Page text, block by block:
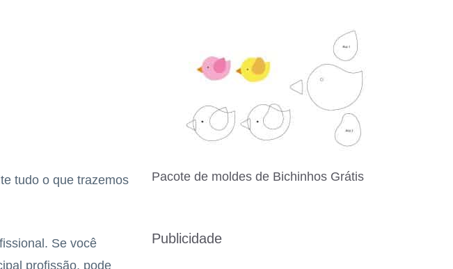
tudo o que trazemos
Se você
profissão, pode
Pacote de moldes de Bichinhos Grátis
Publicidade